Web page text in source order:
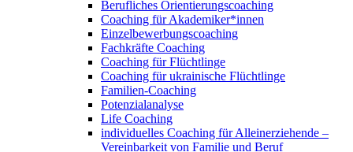
Berufliches Orientierungscoaching
Coaching für Akademiker*innen
Einzelbewerbungscoaching
Fachkräfte Coaching
Coaching für Flüchtlinge
Coaching für ukrainische Flüchtlinge
Familien-Coaching
Potenzialanalyse
Life Coaching
individuelles Coaching für Alleinerziehende –
Vereinbarkeit von Familie und Beruf